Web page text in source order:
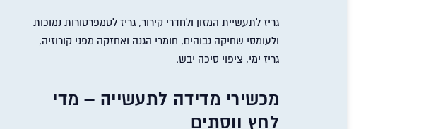
גריז לתעשיית המזון ולחדרי קירור, גריז לטמפרטורות נמוכות
ולעומסי שחיקה גבוהים, חומרי הגנה ואחזקה מפני קורוזיה,
גריז ימי, ציפוי סיכה יבש.
מכשירי מדידה לתעשייה – מדי
לחץ ווסתים